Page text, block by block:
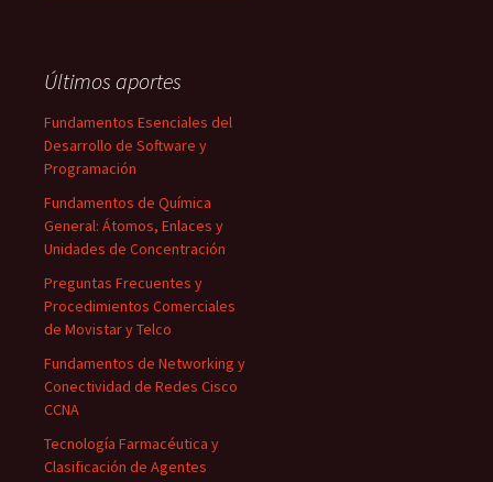
Últimos aportes
Fundamentos Esenciales del
Desarrollo de Software y
Programación
Fundamentos de Química
General: Átomos, Enlaces y
Unidades de Concentración
Preguntas Frecuentes y
Procedimientos Comerciales
de Movistar y Telco
Fundamentos de Networking y
Conectividad de Redes Cisco
CCNA
Tecnología Farmacéutica y
Clasificación de Agentes